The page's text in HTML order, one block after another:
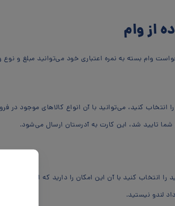
از وام
وام بسته به نمره اعتباری خود می‌توانید مبلغ و
انتخاب کنید، می‌توانید با آن انواع کالاهای موجود در
تایید شد، این کارت به آدرستان ارسال می‌شود.
را انتخاب کنید با آن این امکان را دارید که از تمامی
لندو نیستید.